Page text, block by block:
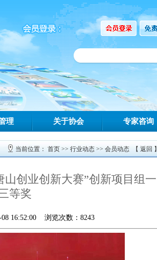
理 关于协会 专家咨询
当前位置： 首页 >> 行业动态 >> 会员动态 【 返回 】
山创业创新大赛”创新项目组一
等奖
16:52:00 浏览次数：8243